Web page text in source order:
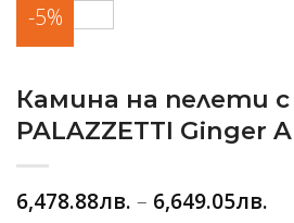
-5%
Камина на пелети с
PALAZZETTI Ginger
6,478.88лв. – 6,649.05лв.